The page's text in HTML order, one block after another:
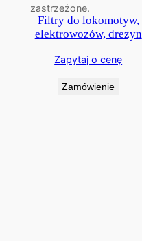
Filtry do lokomotyw,
elektrowozów, drezyn
Zapytaj o cenę
Zamówienie
zastrzeżone.